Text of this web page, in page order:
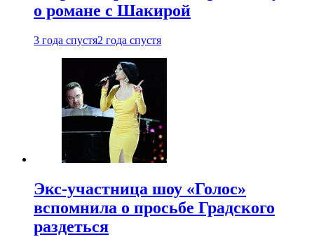
о романе с Шакирой
3 года спустя2 года спустя
Экс-участница шоу «Голос»
вспомнила о просьбе Градского
раздеться